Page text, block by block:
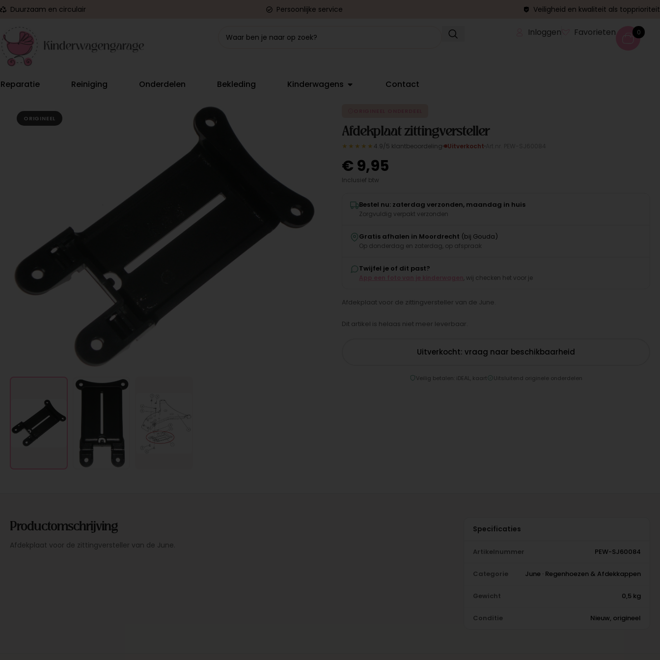
Duurzaam en circulair Persoonlijke service Veiligheid en kwaliteit als topprioriteit
Inloggen Favorieten 0
Reparatie Reiniging Onderdelen Bekleding Kinderwagens Contact
ORIGINEEL
Afdekplaat zittingversteller
★★★★★ 4.9/5 klantbeoordeling Uitverkocht
€ 9,95
Inclusief btw
Bestel nu: zaterdag verzonden, maandag in huis
Zorgvuldig verpakt verzonden
Gratis afhalen in Moordrecht (bij Gouda)
Op donderdag en zaterdag, op afspraak
Twijfel je of dit past?
, wij checken het voor je
Afdekplaat voor de zittingversteller van de June.
Dit artikel is helaas niet meer leverbaar.
Uitverkocht: vraag naar beschikbaarheid
Veilig betalen: iDEAL, kaart Uitsluitend originele onderdelen
Productomschrijving
Afdekplaat voor de zittingversteller van de June.
Specificaties
Artikelnummer PEW-SJ60084
Categorie June · Regenhoezen & Afdekkappen
Gewicht 0,5 kg
Conditie Nieuw, origineel